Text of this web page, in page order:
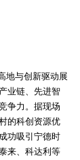
与创新驱动展
业链、先进智
争力。据现场
的科创资源优
功吸引宁德时
来、科达利等